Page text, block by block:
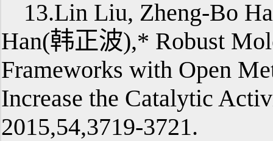
13.Lin Liu, Zheng-Bo
Han(韩正波),* Robust
Frameworks with Open
Increase the Catalytic
2015,54,3719-3721.